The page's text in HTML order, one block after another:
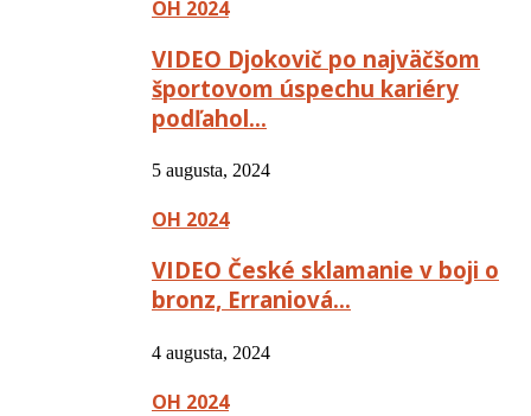
OH 2024
VIDEO Djokovič po najväčšom
športovom úspechu kariéry
podľahol…
5 augusta, 2024
OH 2024
VIDEO České sklamanie v boji o
bronz, Erraniová…
4 augusta, 2024
OH 2024